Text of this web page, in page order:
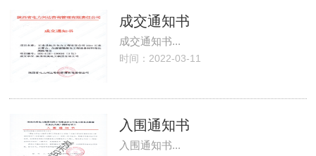
成交通知书
成交通知书...
时间：2022-03-11
入围通知书
入围通知书...